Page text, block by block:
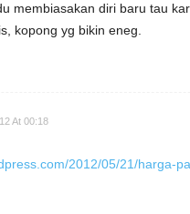
membiasakan diri baru tau
kopong yg bikin eneg.
At 00:18
2012/05/21/harga-